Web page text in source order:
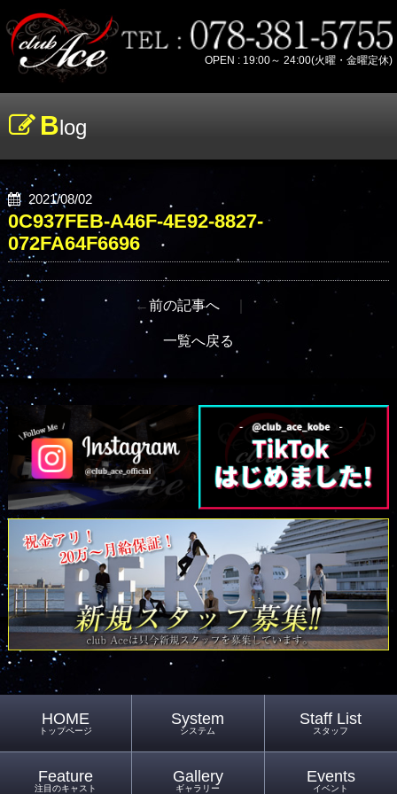
OPEN : 19:00～ 24:00(火曜・金曜定休)
Blog
2021/08/02
0C937FEB-A46F-4E92-8827-
072FA64F6696
←前の記事へ ｜
一覧へ戻る
HOME
トップページ
System
システム
Staff List
スタッフ
Feature
注目のキャスト
Gallery
ギャラリー
Events
イベント